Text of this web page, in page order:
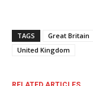
TAGS Great Britain
United Kingdom